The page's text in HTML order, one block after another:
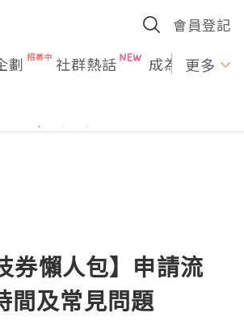
會員登記
劃 社群熱話 成為U更多
券懶人包】申請流
間及常見問題